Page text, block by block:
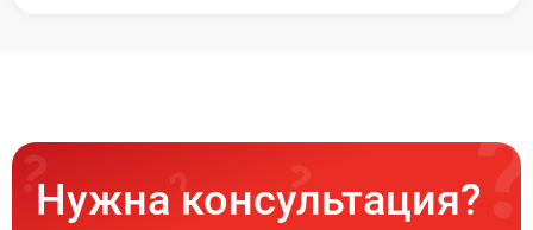
Нужна консультация?